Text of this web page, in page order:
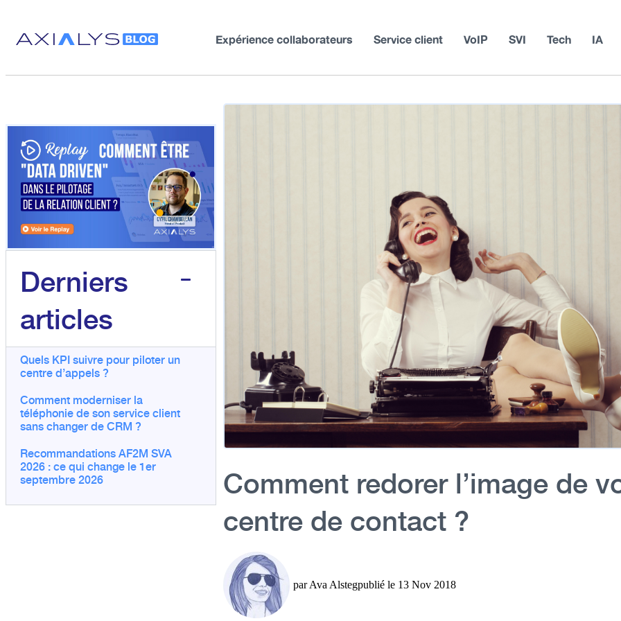
Expérience collaborateurs Service client VoIP SVI Tech IA
Derniers
articles
Quels KPI suivre pour piloter un
centre d’appels ?
Comment moderniser la
téléphonie de son service client
sans changer de CRM ?
Recommandations AF2M SVA
2026 : ce qui change le 1er
septembre 2026
Comment redorer l’image de
centre de contact ?
parAva Alstegpublié le 13 Nov 2018